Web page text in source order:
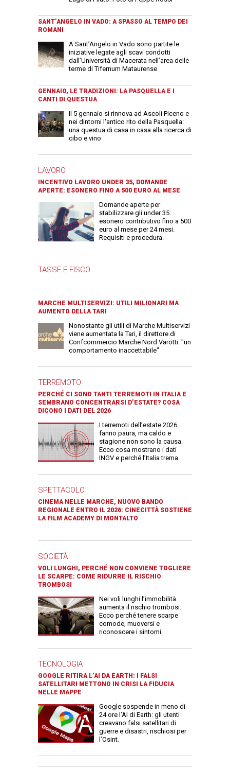
SANT’ANGELO IN VADO: A SPASSO AL TEMPO DEI
ROMANI
A Sant’Angelo in Vado sono partite le
iniziative legate agli scavi condotti
dall’Università di Macerata nell’area delle
terme di Tifernum Mataurense
GENNAIO, LE TRADIZIONI: LA PASQUELLA E I
CANTI DI QUESTUA
Il 5 gennaio si rinnova ad Ascoli Piceno e
nei dintorni l'antico rito della Pasquella:
una questua di casa in casa alla ricerca di
cibo e vino
LAVORO
INCENTIVO LAVORO UNDER 35, DOMANDE
APERTE: ESONERO FINO A 500 EURO AL MESE
Domande aperte per
stabilizzare gli under 35:
esonero contributivo fino a 500
euro al mese per 24 mesi.
Requisiti e procedura.
TASSE E FISCO
MARCHE MULTISERVIZI: UTILI MILIONARI MA
AUMENTO DELLA TARI
Nonostante gli utili di Marche Multiservizi
viene aumentata la Tari, il direttore di
Confcommercio Marche Nord Varotti: "un
comportamento inaccettabile"
TERREMOTO
PERCHÉ CI SONO TANTI TERREMOTI IN ITALIA E
SEMBRANO CONCENTRARSI D’ESTATE? COSA
DICONO I DATI DEL 2026
I terremoti dell’estate 2026
fanno paura, ma caldo e
stagione non sono la causa.
Ecco cosa mostrano i dati
INGV e perché l’Italia trema.
SPETTACOLO
CINEMA NELLE MARCHE, NUOVO BANDO
REGIONALE ENTRO IL 2026: CINECITTÀ SOSTIENE
LA FILM ACADEMY DI MONTALTO
SOCIETÀ
VOLI LUNGHI, PERCHÉ NON CONVIENE TOGLIERE
LE SCARPE: COME RIDURRE IL RISCHIO
TROMBOSI
Nei voli lunghi l’immobilità
aumenta il rischio trombosi.
Ecco perché tenere scarpe
comode, muoversi e
riconoscere i sintomi.
TECNOLOGIA
GOOGLE RITIRA L’AI DA EARTH: I FALSI
SATELLITARI METTONO IN CRISI LA FIDUCIA
NELLE MAPPE
Google sospende in meno di
24 ore l’AI di Earth: gli utenti
creavano falsi satellitari di
guerre e disastri, rischiosi per
l’Osint.